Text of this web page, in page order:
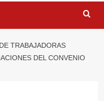
TRABAJADORAS
DEL CONVENIO